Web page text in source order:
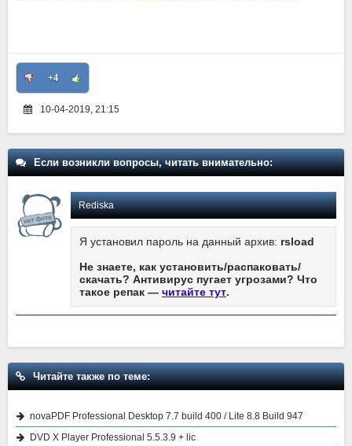
+4
10-04-2019, 21:15
Если возникли вопросы, читать внимательно:
Rediska
Я установил пароль на данный архив: rsload
Не знаете, как установить/распаковать/
скачать? Антивирус пугает угрозами? Что
такое репак — читайте тут.
Читайте также по теме:
novaPDF Professional Desktop 7.7 build 400 / Lite 8.8 Build 947
DVD X Player Professional 5.5.3.9 + lic